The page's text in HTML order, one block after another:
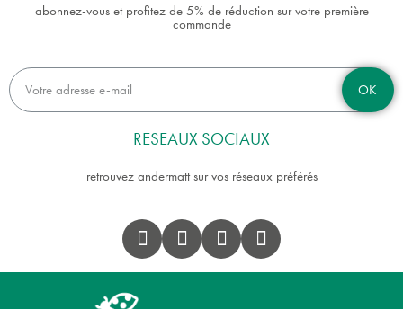
abonnez-vous et profitez de 5% de réduction sur votre première
commande
OK
RESEAUX SOCIAUX
retrouvez andermatt sur vos réseaux préférés